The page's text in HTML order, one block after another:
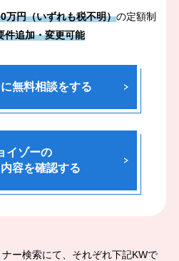
万円（いずれも税不明）の定額制
件追加・変更可能
無料相談をする
イゾーの
容を確認する
ー検索にて、それぞれ下記KWで